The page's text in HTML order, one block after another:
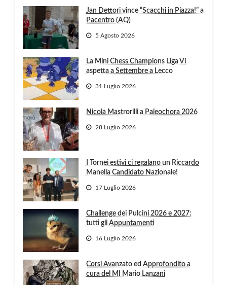
Jan Dettori vince “Scacchi in Piazza!” a
Pacentro (AQ)
5 Agosto 2026
La Mini Chess Champions Liga Vi
aspetta a Settembre a Lecco
31 Luglio 2026
Nicola Mastrorilli a Paleochora 2026
28 Luglio 2026
I Tornei estivi ci regalano un Riccardo
Manella Candidato Nazionale!
17 Luglio 2026
Challenge dei Pulcini 2026 e 2027:
tutti gli Appuntamenti
16 Luglio 2026
Corsi Avanzato ed Approfondito a
cura del MI Mario Lanzani